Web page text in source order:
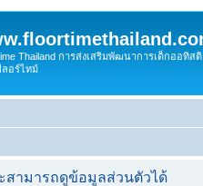
Thailand การส่งเสริมพัฒนาการเด็กออทิ
ลอร์ไทม์
สามารถดูข้อมูลส่วนตัวได้